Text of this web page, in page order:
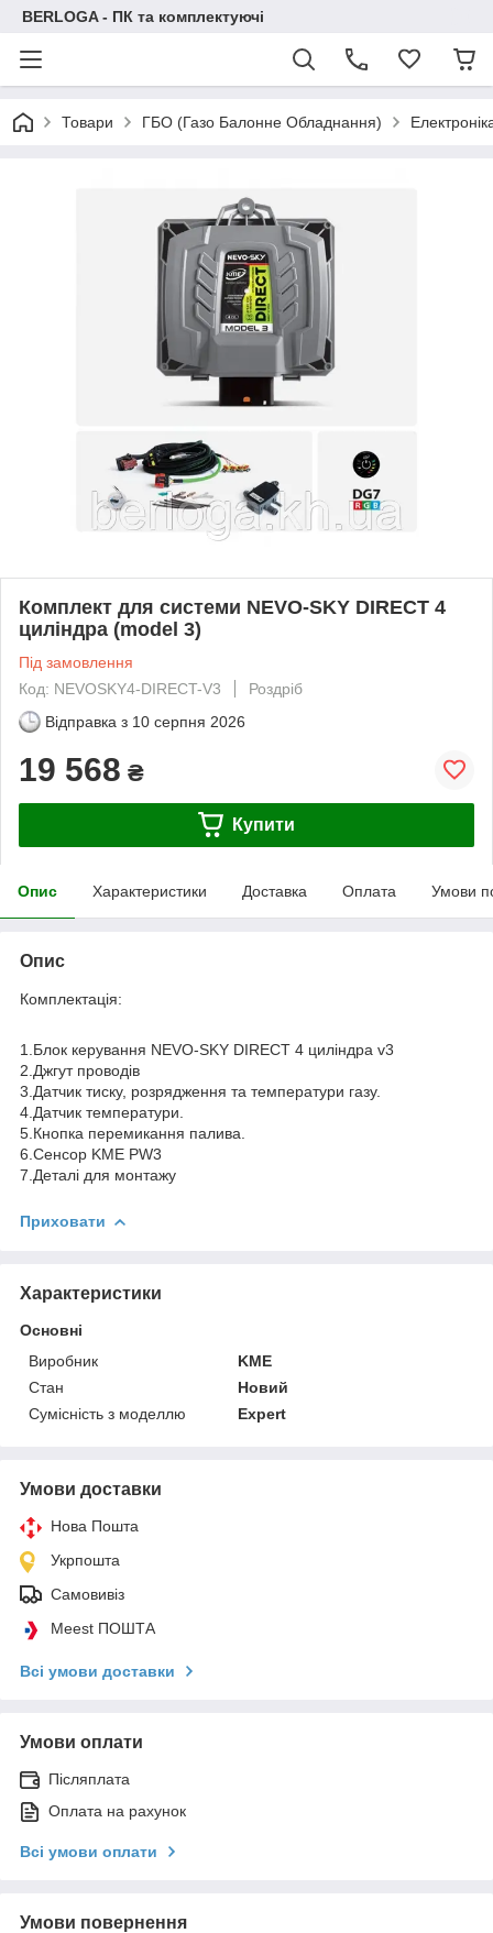
BERLOGA - ПК та комплектуючі
Товари ГБО (Газо Балонне Обладнання)
Комплект для системи NEVO-SKY DIRECT 4
циліндра (model 3)
Під замовлення
Код: NEVOSKY4-DIRECT-V3
Роздріб
Відправка з 10 серпня 2026
19 568 ₴
Купити
Опис Характеристики Доставка Оплата Умови
Опис
Комплектація:
1.Блок керування NEVO-SKY DIRECT 4 циліндра v3
2.Джгут проводів
3.Датчик тиску, розрядження та температури газу.
4.Датчик температури.
5.Кнопка перемикання палива.
6.Сенсор KME PW3
7.Деталі для монтажу
Приховати
Характеристики
Основні
Виробник
KME
Стан
Новий
Сумісність з моделлю
Expert
Умови доставки
Нова Пошта
Укрпошта
Самовивіз
Meest ПОШТА
Всі умови доставки
Умови оплати
Післяплата
Оплата на рахунок
Всі умови оплати
Умови повернення